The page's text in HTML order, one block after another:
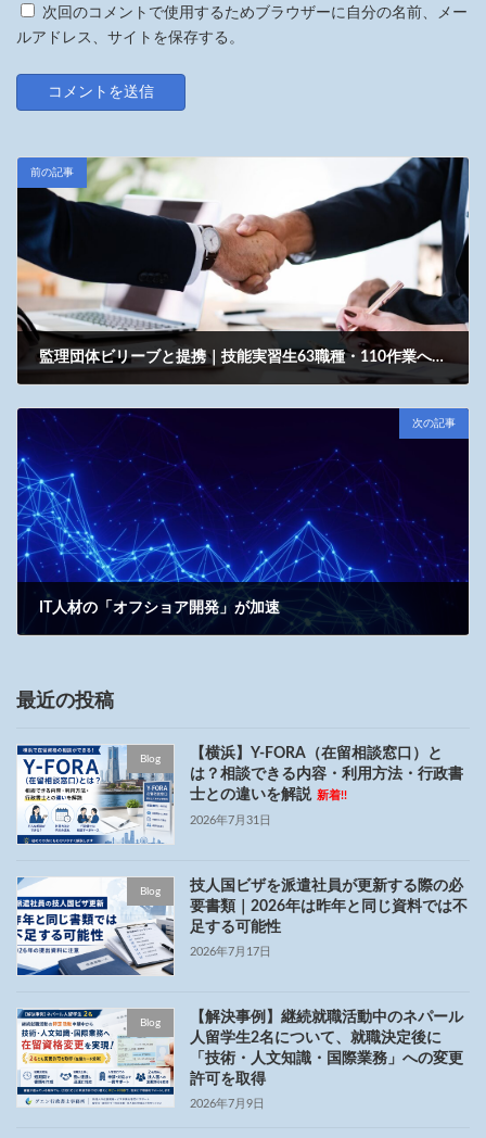
次回のコメントで使用するためブラウザーに自分の名前、メー
ルアドレス、サイトを保存する。
前の記事
監理団体ビリーブと提携｜技能実習生63職種・110作業へ対応拡大【2025年4月】
次の記事
IT人材の「オフショア開発」が加速
最近の投稿
Blog
【横浜】Y-FORA（在留相談窓口）と
は？相談できる内容・利用方法・行政書
士との違いを解説 新着!!
2026年7月31日
Blog
技人国ビザを派遣社員が更新する際の必
要書類｜2026年は昨年と同じ資料では不
足する可能性
2026年7月17日
Blog
【解決事例】継続就職活動中のネパール
人留学生2名について、就職決定後に
「技術・人文知識・国際業務」への変更
許可を取得
2026年7月9日